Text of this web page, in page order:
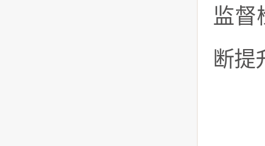
监督
断提